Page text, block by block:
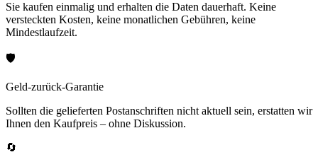
Sie kaufen einmalig und erhalten die Daten dauerhaft. Keine
versteckten Kosten, keine monatlichen Gebühren, keine
Mindestlaufzeit.
🛡️
Geld-zurück-Garantie
Sollten die gelieferten Postanschriften nicht aktuell sein, erstatten wir
Ihnen den Kaufpreis – ohne Diskussion.
🔄